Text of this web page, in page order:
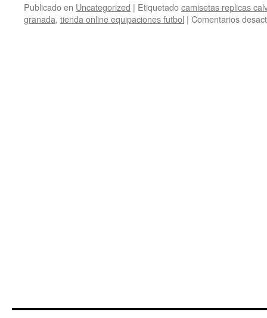
Publicado en Uncategorized | Etiquetadocamisetas replicas
granada, tienda online equipaciones futbol | Comentarios